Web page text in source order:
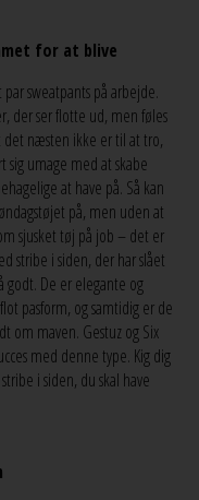
for at blive
sweatpants på arbejde.
der ser flotte ud, men føles
det næsten ikke er til at tro,
sig umage med at skabe
at have på. Så kan
på, men uden at
sjusket tøj på job – det er
stribe i siden, der har slået
godt. De er elegante og
pasform, og samtidig er de
om maven. Gestuz og Six
med denne type. Kig dig
i siden, du skal have